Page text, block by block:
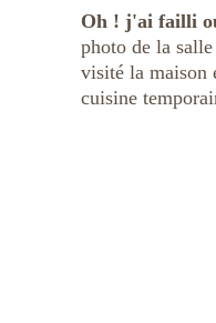
Oh ! j'ai failli
photo de la
visité la maison
cuisine